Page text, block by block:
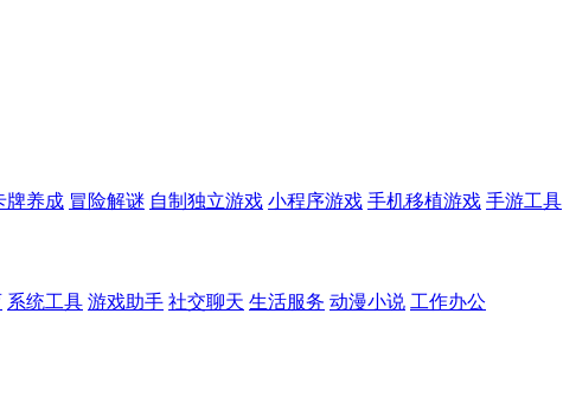
牌养成 冒险解谜 自制独立游戏 小程序游戏 手机移植游戏 手游工具
系统工具 游戏助手 社交聊天 生活服务 动漫小说 工作办公